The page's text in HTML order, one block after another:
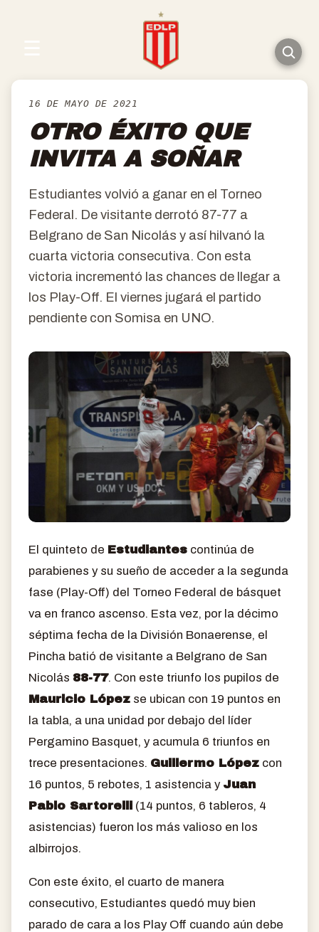
16 DE MAYO DE 2021
OTRO ÉXITO QUE
INVITA A SOÑAR
Estudiantes volvió a ganar en el Torneo
Federal. De visitante derrotó 87-77 a
Belgrano de San Nicolás y así hilvanó la
cuarta victoria consecutiva. Con esta
victoria incrementó las chances de llegar a
los Play-Off. El viernes jugará el partido
pendiente con Somisa en UNO.
El quinteto de Estudiantes continúa de
parabienes y su sueño de acceder a la segunda
fase (Play-Off) del Torneo Federal de básquet
va en franco ascenso. Esta vez, por la décimo
séptima fecha de la División Bonaerense, el
Pincha batió de visitante a Belgrano de San
Nicolás 88-77. Con este triunfo los pupilos de
Mauricio López se ubican con 19 puntos en
la tabla, a una unidad por debajo del líder
Pergamino Basquet, y acumula 6 triunfos en
trece presentaciones. Guillermo López con
16 puntos, 5 rebotes, 1 asistencia y Juan
Pablo Sartorelli (14 puntos, 6 tableros, 4
asistencias) fueron los más valioso en los
albirrojos.
Con este éxito, el cuarto de manera
consecutivo, Estudiantes quedó muy bien
parado de cara a los Play Off cuando aún debe